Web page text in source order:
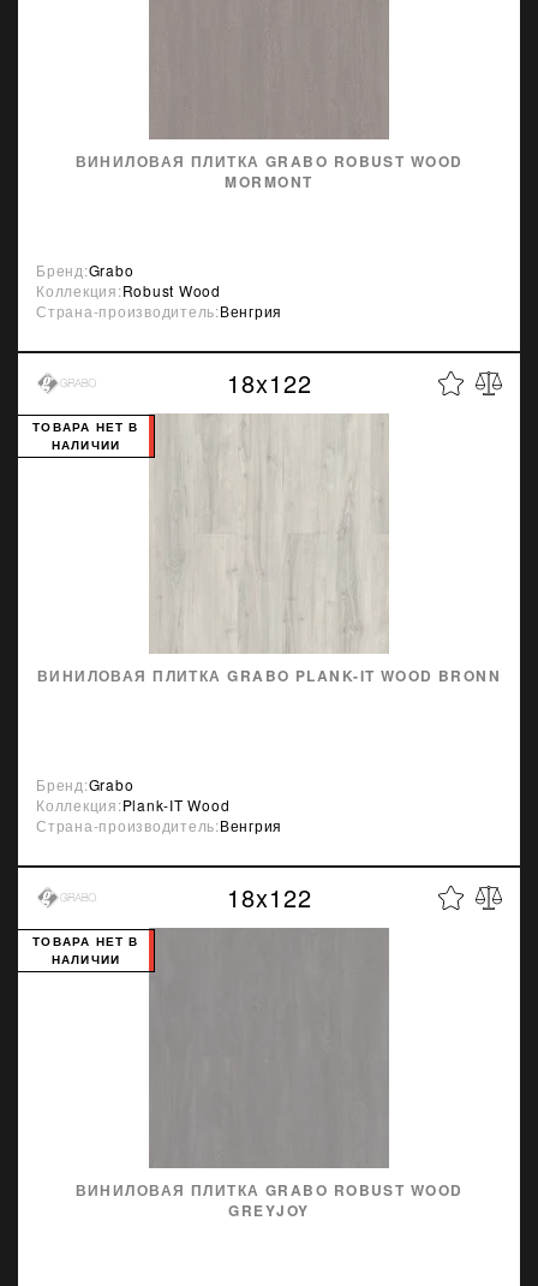
ВИНИЛОВАЯ ПЛИТКА GRABO ROBUST WOOD
MORMONT
Бренд:Grabo
Коллекция:Robust Wood
Страна-производитель:Венгрия
18x122
ВИНИЛОВАЯ ПЛИТКА GRABO PLANK-IT WOOD BRONN
ТОВАРА НЕТ В
НАЛИЧИИ
Бренд:Grabo
Коллекция:Plank-IT Wood
Страна-производитель:Венгрия
18x122
ВИНИЛОВАЯ ПЛИТКА GRABO ROBUST WOOD
GREYJOY
ТОВАРА НЕТ В
НАЛИЧИИ